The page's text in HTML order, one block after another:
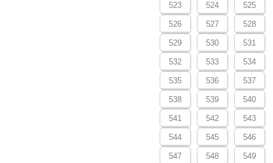
523 524 525
526 527 528
529 530 531
532 533 534
535 536 537
538 539 540
541 542 543
544 545 546
547 548 549